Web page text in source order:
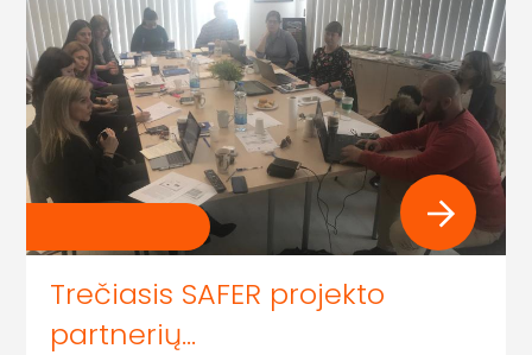
Trečiasis SAFER projekto
partnerių…